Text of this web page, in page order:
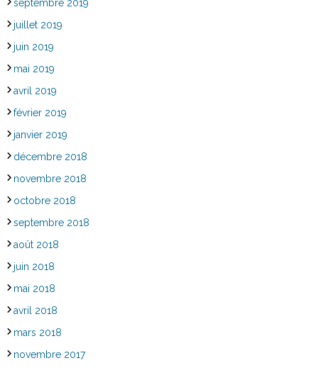
septembre 2019
juillet 2019
juin 2019
mai 2019
avril 2019
février 2019
janvier 2019
décembre 2018
novembre 2018
octobre 2018
septembre 2018
août 2018
juin 2018
mai 2018
avril 2018
mars 2018
novembre 2017